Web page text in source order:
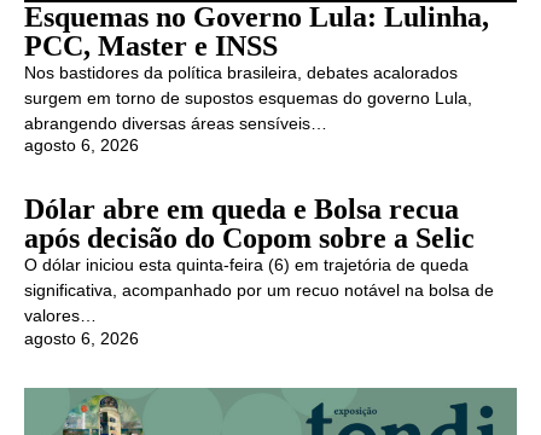
Esquemas no Governo Lula: Lulinha,
PCC, Master e INSS
Nos bastidores da política brasileira, debates acalorados
surgem em torno de supostos esquemas do governo Lula,
abrangendo diversas áreas sensíveis…
agosto 6, 2026
Dólar abre em queda e Bolsa recua
após decisão do Copom sobre a Selic
O dólar iniciou esta quinta-feira (6) em trajetória de queda
significativa, acompanhado por um recuo notável na bolsa de
valores…
agosto 6, 2026